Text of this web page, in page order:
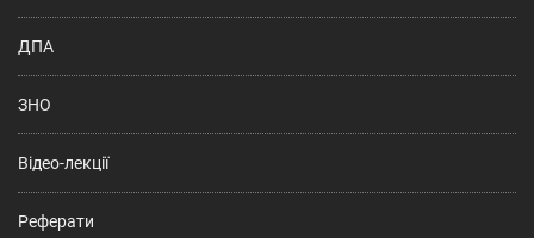
ДПА
ЗНО
Відео-лекції
Реферати